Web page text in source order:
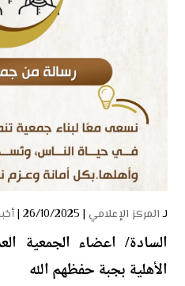
لـالمركز الإعلامي | 26/10/2025 |
السادة/ اعضاء الجمعية
الأهلية بجبة حفظهم الله